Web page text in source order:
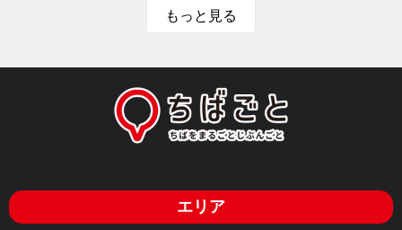
もっと見る
エリア